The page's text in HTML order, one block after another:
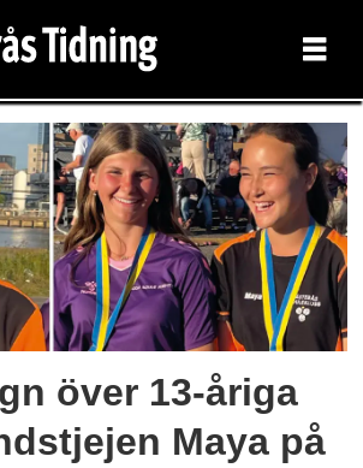
över 13-åriga
Maya på